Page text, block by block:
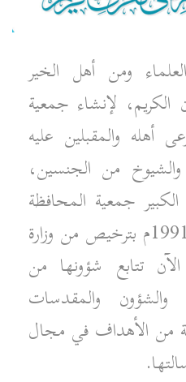
ومن أهل الخير
الكريم، لإنشاء جمعية
أهله والمقبلين عليه
من الجنسين،
جمعية المحافظة
على القرآن الكريم عام 1991م بترخيص من وزارة
الآن تتابع شؤونها من
والشؤون والمقدسات
من الأهداف في مجال